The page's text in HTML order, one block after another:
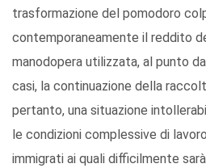
trasformazione del pomodoro
contemporaneamente il reddito
manodopera utilizzata, al punto
casi, la continuazione della
pertanto, una situazione
le condizioni complessive di
immigrati ai quali difficilmente